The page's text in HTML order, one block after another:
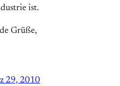
ist.
Grüße,
29, 2010